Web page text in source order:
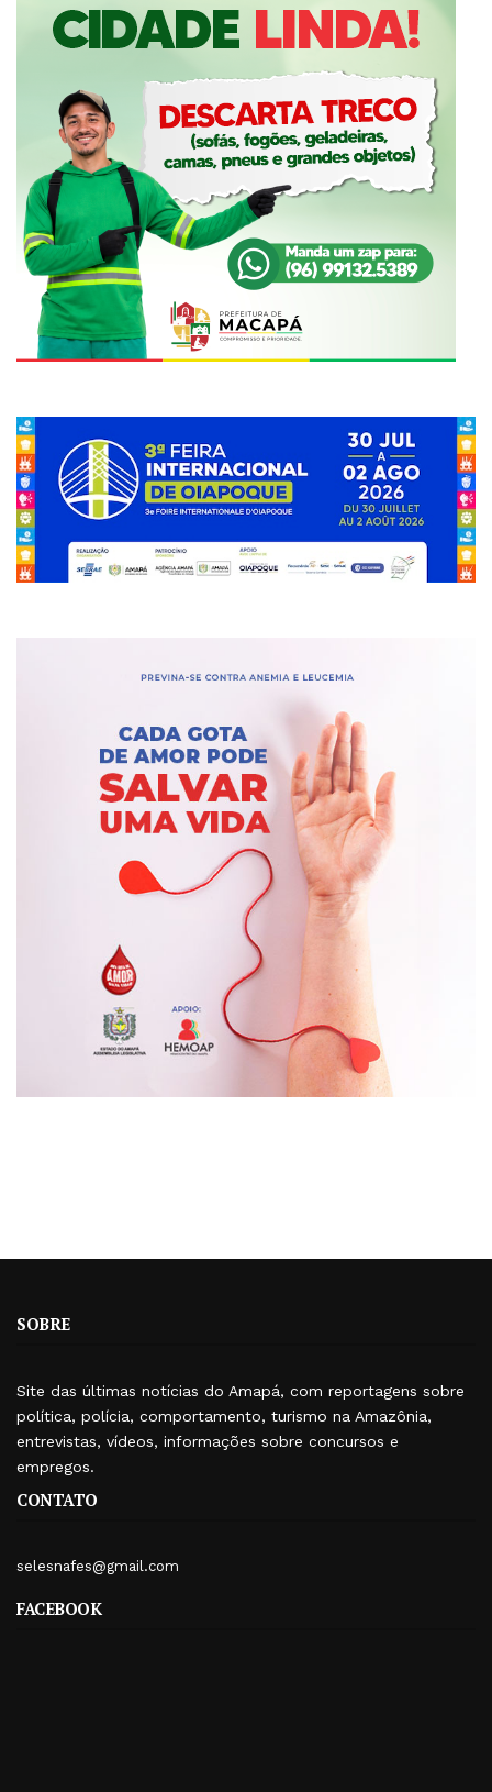
SOBRE
Site das últimas notícias do Amapá, com reportagens sobre
política, polícia, comportamento, turismo na Amazônia,
entrevistas, vídeos, informações sobre concursos e
empregos.
CONTATO
selesnafes@gmail.com
FACEBOOK